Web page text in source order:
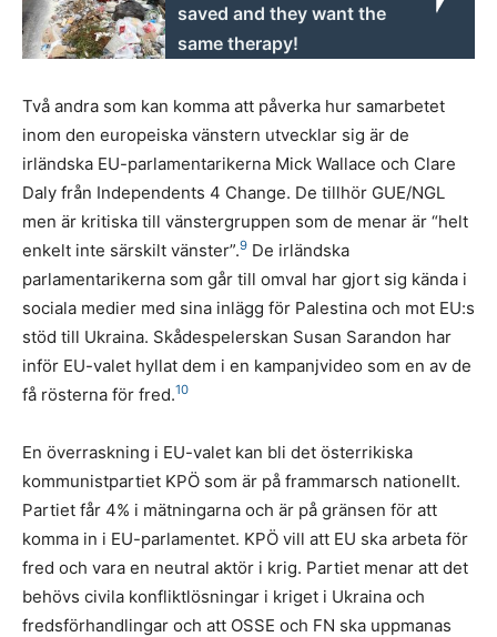
saved and they want the
same therapy!
Två andra som kan komma att påverka hur samarbetet
inom den europeiska vänstern utvecklar sig är de
irländska EU-parlamentarikerna Mick Wallace och Clare
Daly från Independents 4 Change. De tillhör GUE/NGL
men är kritiska till vänstergruppen som de menar är “helt
enkelt inte särskilt vänster”.9 De irländska
parlamentarikerna som går till omval har gjort sig kända i
sociala medier med sina inlägg för Palestina och mot EU:s
stöd till Ukraina. Skådespelerskan Susan Sarandon har
inför EU-valet hyllat dem i en kampanjvideo som en av de
få rösterna för fred.10
En överraskning i EU-valet kan bli det österrikiska
kommunistpartiet KPÖ som är på frammarsch nationellt.
Partiet får 4% i mätningarna och är på gränsen för att
komma in i EU-parlamentet. KPÖ vill att EU ska arbeta för
fred och vara en neutral aktör i krig. Partiet menar att det
behövs civila konfliktlösningar i kriget i Ukraina och
fredsförhandlingar och att OSSE och FN ska uppmanas